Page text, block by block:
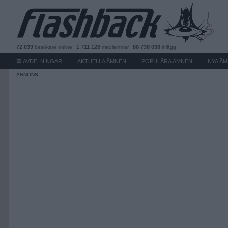
72 039 besökare online 1 711 128 medlemmar 88 738 038 inlägg
AVDELNINGAR AKTUELLA ÄMNEN POPULÄRA ÄMNEN NYA